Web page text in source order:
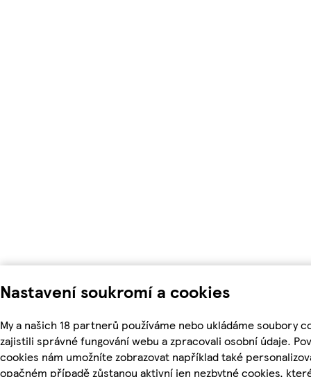
Nastavení soukromí a cookies
My a našich 18 partnerů používáme nebo ukládáme soubory
zajistili správné fungování webu a zpracovali osobní údaje.
cookies nám umožníte zobrazovat například také
opačném případě zůstanou aktivní jen nezbytné cookies,